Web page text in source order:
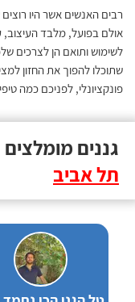
רבים האנשים אשר היו
אולם בפועל, מלבד העיצוב,
לשימוש ותואם הן לצרכים
שתוכלו להפוך את החזון
פונקציונלי, לפניכם כמה
גננים מומלצים
תל אביב